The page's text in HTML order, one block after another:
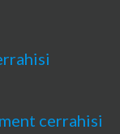
cerrahisi